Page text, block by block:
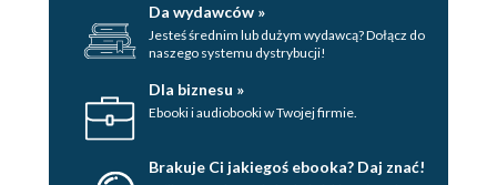
Da wydawców »
Jesteś średnim lub dużym wydawcą? Dołącz do
naszego systemu dystrybucji!
Dla biznesu »
Ebooki i audiobooki w Twojej firmie.
Brakuje Ci jakiegoś ebooka? Daj znać!